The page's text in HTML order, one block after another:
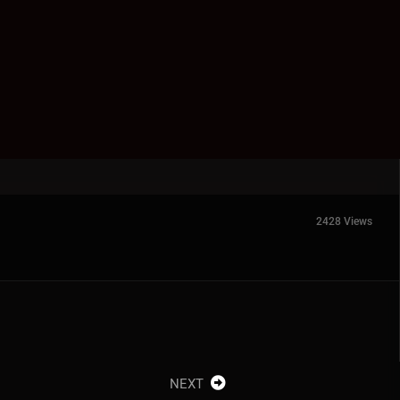
2428 Views
NEXT